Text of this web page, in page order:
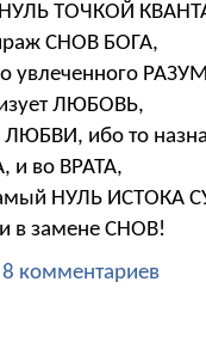
ТОЧКОЙ
СНОВ БОГА,
увлеченного
ЛЮБОВЬ,
ЛЮБВИ, ибо то
и во ВРАТА,
НУЛЬ ИСТОКА
в замене СНОВ!
8 комментариев